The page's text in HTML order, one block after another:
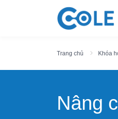
Trang chủ Khóa
Nâng